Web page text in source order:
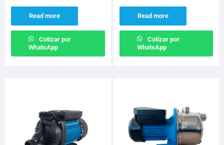
Read more
Cotizar por
WhatsApp
Read more
Cotizar por
WhatsApp